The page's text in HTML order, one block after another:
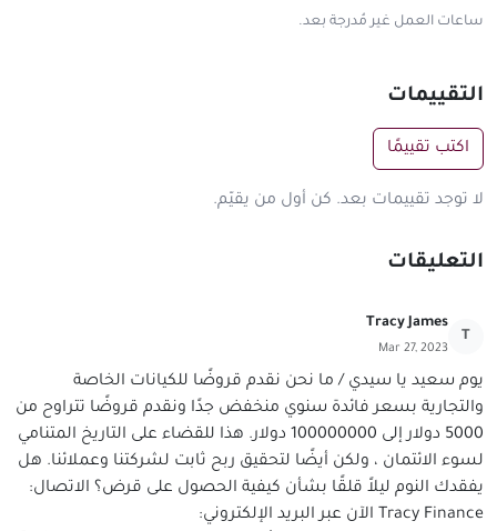
ساعات العمل غير مُدرجة بعد.
التقييمات
اكتب تقييمًا
لا توجد تقييمات بعد. كن أول من يقيّم.
التعليقات
T
Tracy James
Mar 27, 2023
يوم سعيد يا سيدي / ما نحن نقدم قروضًا للكيانات الخاصة
والتجارية بسعر فائدة سنوي منخفض جدًا ونقدم قروضًا تتراوح من
5000 دولار إلى 100000000 دولار. هذا للقضاء على التاريخ المتنامي
لسوء الائتمان ، ولكن أيضًا لتحقيق ربح ثابت لشركتنا وعملائنا. هل
يفقدك النوم ليلاً قلقًا بشأن كيفية الحصول على قرض؟ الاتصال:
Tracy Finance الآن عبر البريد الإلكتروني: